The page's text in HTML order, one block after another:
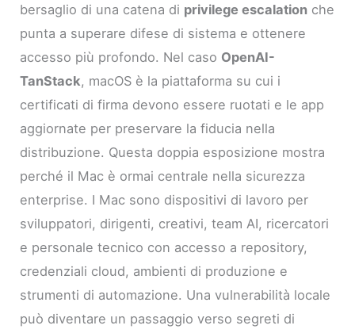
bersaglio di una catena di privilege escalation che
punta a superare difese di sistema e ottenere
accesso più profondo. Nel caso OpenAI-
TanStack, macOS è la piattaforma su cui i
certificati di firma devono essere ruotati e le app
aggiornate per preservare la fiducia nella
distribuzione. Questa doppia esposizione mostra
perché il Mac è ormai centrale nella sicurezza
enterprise. I Mac sono dispositivi di lavoro per
sviluppatori, dirigenti, creativi, team AI, ricercatori
e personale tecnico con accesso a repository,
credenziali cloud, ambienti di produzione e
strumenti di automazione. Una vulnerabilità locale
può diventare un passaggio verso segreti di